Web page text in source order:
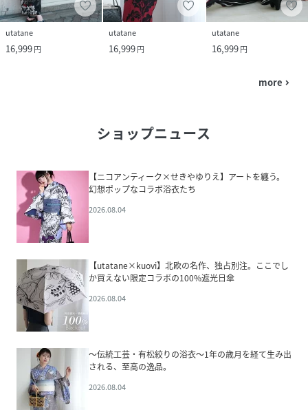
utatane
16,999円
utatane
16,999円
utatane
16,999円
more navigate_next
ショップニュース
【ニコアンティーク×せきやゆりえ】アートを纏う。
幻想ポップなコラボ浴衣たち
2026.08.04
【utatane×kuovi】北欧の名作、独占別注。ここでし
か買えない限定コラボの100%遮光日傘
2026.08.04
～伝統工芸・有松絞りの浴衣～1年の歳月を経て生み出
される、至高の逸品。
2026.08.04